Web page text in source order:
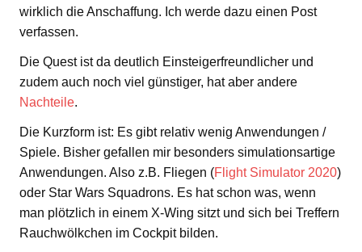
wirklich die Anschaffung. Ich werde dazu einen Post
verfassen.
Die Quest ist da deutlich Einsteigerfreundlicher und
zudem auch noch viel günstiger, hat aber andere
Nachteile.
Die Kurzform ist: Es gibt relativ wenig Anwendungen /
Spiele. Bisher gefallen mir besonders simulationsartige
Anwendungen. Also z.B. Fliegen (Flight Simulator 2020)
oder Star Wars Squadrons. Es hat schon was, wenn
man plötzlich in einem X-Wing sitzt und sich bei Treffern
Rauchwölkchen im Cockpit bilden.